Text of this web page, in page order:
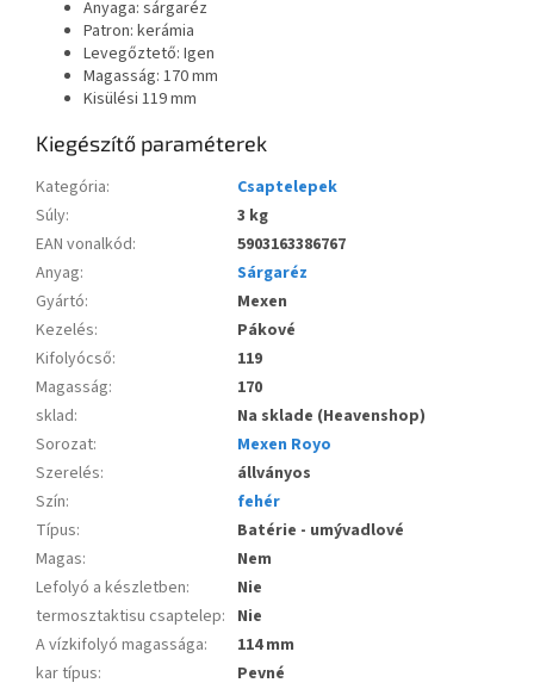
Anyaga: sárgaréz
Patron: kerámia
Levegőztető: Igen
Magasság: 170 mm
Kisülési 119 mm
Kiegészítő paraméterek
Kategória:
Csaptelepek
Súly:
3 kg
EAN vonalkód:
5903163386767
Anyag:
Sárgaréz
Gyártó:
Mexen
Kezelés:
Pákové
Kifolyócső:
119
Magasság:
170
sklad:
Na sklade (Heavenshop)
Sorozat:
Mexen Royo
Szerelés:
állványos
Szín:
fehér
Típus:
Batérie - umývadlové
Magas:
Nem
Lefolyó a készletben:
Nie
termosztaktisu csaptelep: Nie
A vízkifolyó magassága:
114 mm
kar típus:
Pevné